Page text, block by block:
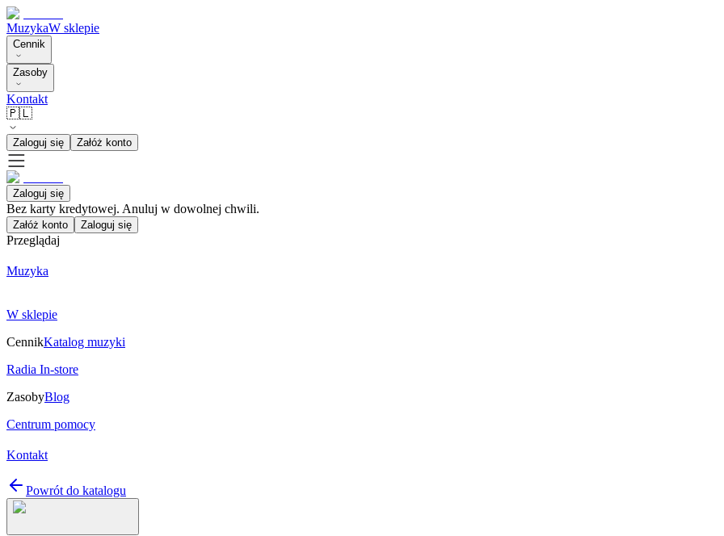
MuzykaW sklepie
Cennik
Zasoby
Kontakt
🇵🇱
Zaloguj się Załóż konto
Zaloguj się
Bez karty kredytowej. Anuluj w dowolnej chwili.
Załóż konto Zaloguj się
Przeglądaj
Muzyka
W sklepie
CennikKatalog muzyki
Radia In-store
ZasobyBlog
Centrum pomocy
Kontakt
Powrót do katalogu